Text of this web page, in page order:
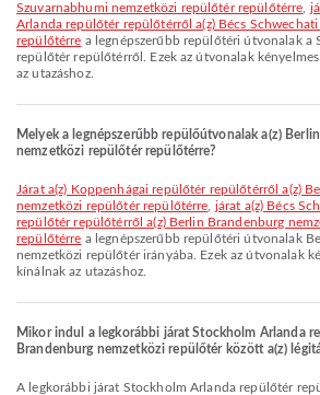
Szuvarnabhumi nemzetközi repülőtér repülőtérre
Arlanda repülőtér repülőtérről a(z) Bécs
repülőtérre a legnépszerűbb repülőtéri útvonalak a
repülőtér repülőtérről. Ezek az útvonalak
az utazáshoz.
Melyek a legnépszerűbb repülőútvonalak a(z)
nemzetközi repülőtér repülőtérre?
járat a(z) Koppenhágai repülőtér repülőtérről a(z) Berlin Brandenburg
nemzetközi repülőtér repülőtérre járat a(z) Bécs
repülőtér repülőtérről a(z) Berlin Brandenburg
repülőtérre a legnépszerűbb repülőtéri útvonalak
nemzetközi repülőtér irányába. Ezek az útvonalak
kínálnak az utazáshoz.
Mikor indul a legkorábbi járat Stockholm Arlanda
Brandenburg nemzetközi repülőtér között a(z)
A legkorábbi járat Stockholm Arlanda repülőtér repülőtérről Berlin